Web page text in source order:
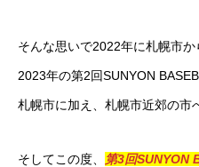
そんな思いで2022年に札幌市か
2023年の第2回SUNYON
札幌市に加え、札幌市近郊の市
そしてこの度、 第3回SUNYON